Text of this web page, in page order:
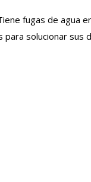
fugas de agua
para solucionar sus